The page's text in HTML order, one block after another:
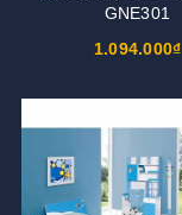
GNE301
1.094.000₫